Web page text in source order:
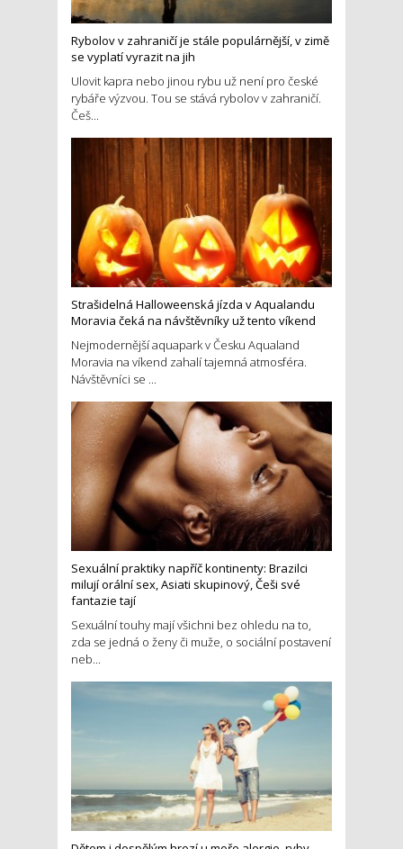
Rybolov v zahraničí je stále populárnější, v zimě
se vyplatí vyrazit na jih
Ulovit kapra nebo jinou rybu už není pro české
rybáře výzvou. Tou se stává rybolov v zahraničí.
Češ...
Strašidelná Halloweenská jízda v Aqualandu
Moravia čeká na návštěvníky už tento víkend
Nejmodernější aquapark v Česku Aqualand
Moravia na víkend zahalí tajemná atmosféra.
Návštěvníci se ...
Sexuální praktiky napříč kontinenty: Brazilci
milují orální sex, Asiati skupinový, Češi své
fantazie tají
Sexuální touhy mají všichni bez ohledu na to,
zda se jedná o ženy či muže, o sociální postavení
neb...